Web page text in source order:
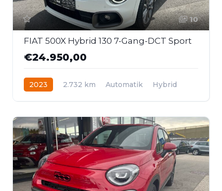
10
FIAT 500X Hybrid 130 7-Gang-DCT Sport
€24.950,00
2023 2.732 km Automatik
Hybrid